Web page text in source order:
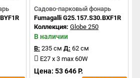
Садово-парковый фонарь
Fumagalli G25.157.S30.BXF1R
Коллекция: Globe 250
В наличии
В: 235 см Д: 62 см
E27 x 3 max 60W
Цена: 53 646 Р.